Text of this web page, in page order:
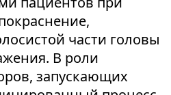
части головы
В роли
запускающих